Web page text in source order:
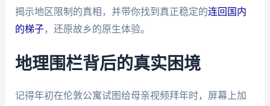
揭示地区限制的真相，并带你找到真正稳定的连回国内
的梯子，还原故乡的原生体验。
地理围栏背后的真实困境
记得年初在伦敦公寓试图给母亲视频拜年时，屏幕上加